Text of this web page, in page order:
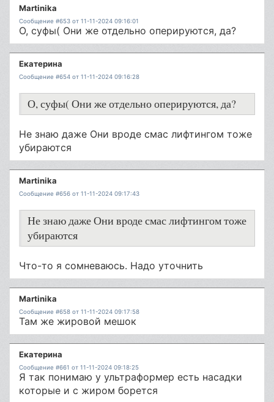
Martinika
Сообщение #653 от 11-11-2024 09:16:01
О, суфы( Они же отдельно оперируются, да?
Екатерина
Сообщение #654 от 11-11-2024 09:16:28
О, суфы( Они же отдельно оперируются, да?
Не знаю даже Они вроде смас лифтингом тоже
убираются
Martinika
Сообщение #656 от 11-11-2024 09:17:43
Не знаю даже Они вроде смас лифтингом тоже
убираются
Что-то я сомневаюсь. Надо уточнить
Martinika
Сообщение #658 от 11-11-2024 09:17:58
Там же жировой мешок
Екатерина
Сообщение #661 от 11-11-2024 09:18:25
Я так понимаю у ультраформер есть насадки
которые и с жиром борется